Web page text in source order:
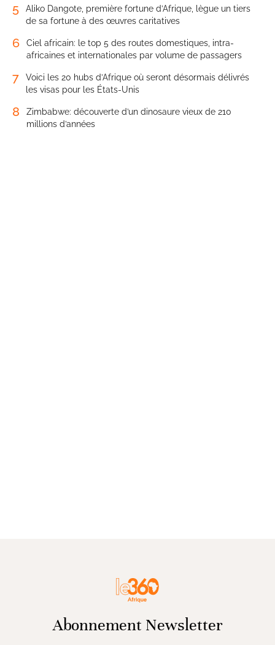
5
Aliko Dangote, première fortune d’Afrique, lègue un tiers
de sa fortune à des œuvres caritatives
6
Ciel africain: le top 5 des routes domestiques, intra-
africaines et internationales par volume de passagers
7
Voici les 20 hubs d’Afrique où seront désormais délivrés
les visas pour les États-Unis
8
Zimbabwe: découverte d’un dinosaure vieux de 210
millions d’années
Abonnement Newsletter